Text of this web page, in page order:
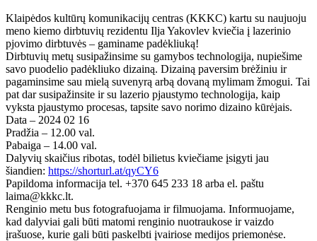
Klaipėdos kultūrų komunikacijų centras (KKKC) kartu su naujuoju
meno kiemo dirbtuvių rezidentu Ilja Yakovlev kviečia į lazerinio
pjovimo dirbtuvės – gaminame padėkliuką!
Dirbtuvių metų susipažinsime su gamybos technologija, nupiešime
savo puodelio padėkliuko dizainą. Dizainą paversim brėžiniu ir
pagaminsime sau mielą suvenyrą arbą dovaną mylimam žmogui. Tai
pat dar susipažinsite ir su lazerio pjaustymo technologija, kaip
vyksta pjaustymo procesas, tapsite savo norimo dizaino kūrėjais.
Data – 2024 02 16
Pradžia – 12.00 val.
Pabaiga – 14.00 val.
Dalyvių skaičius ribotas, todėl bilietus kviečiame įsigyti jau
šiandien: https://shorturl.at/qyCY6
Papildoma informacija tel. +370 645 233 18 arba el. paštu
laima@kkkc.lt.
Renginio metu bus fotografuojama ir filmuojama. Informuojame,
kad dalyviai gali būti matomi renginio nuotraukose ir vaizdo
įrašuose, kurie gali būti paskelbti įvairiose medijos priemonėse.